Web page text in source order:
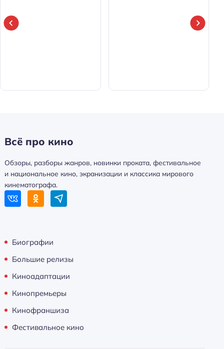
Всё про кино
Обзоры, разборы жанров, новинки проката, фестивальное
и национальное кино, экранизации и классика мирового
кинематографа.
Биографии
Большие релизы
Киноадаптации
Кинопремьеры
Кинофраншиза
Фестивальное кино